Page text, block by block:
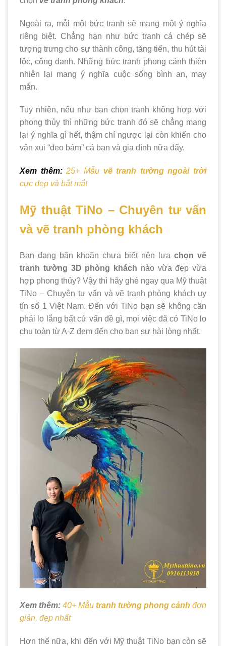
Ngoài ra, mỗi một bức tranh sẽ mang một ý nghĩa
riêng biệt. Chẳng hạn như bức tranh cá chép sẽ
tượng trưng cho sự thành công, tăng tiến, thu hút tài
lộc, công danh. Những bức tranh phong cảnh thiên
nhiên lại mang ý nghĩa cuộc sống bình an, may
mắn.
Tuy nhiên, nếu như bạn chọn tranh không hợp với
phong thủy thì những bức tranh đó sẽ chẳng mang
lại ý nghĩa gì hết, thậm chí ngược lại còn khiến cho
vận xui “đeo bám” cả bạn và gia đình nữa đấy.
Xem thêm:25+ Mẫu vẽ tranh tường ngoài trời
cực đẹp và bắt mắt
Mỹ thuật TiNo – Chuyên tư vấn
và vẽ tranh phòng khách
Bạn đang băn khoăn chưa biết nên lựa chọn vẽ
tranh tường 3D phòng khách nào vừa đẹp vừa
hợp phong thủy? Vậy thì hãy ghé ngay qua Mỹ thuật
TiNo – Chuyên tư vấn và vẽ tranh phòng khách uy
tín số 1 Việt Nam. Đến với TiNo bạn sẽ không cần
phải lo lắng bất cứ vấn đề gì, mọi việc đã có TiNo lo
chu toàn từ A-Z đem đến cho bạn sự hài lòng nhất.
Xem thêm: 40+ Mẫu tranh tường phong cảnh đơn
giản, đẹp nhất
Hơn thế nữa, khi đến với Mỹ thuật TiNo bạn còn sẽ